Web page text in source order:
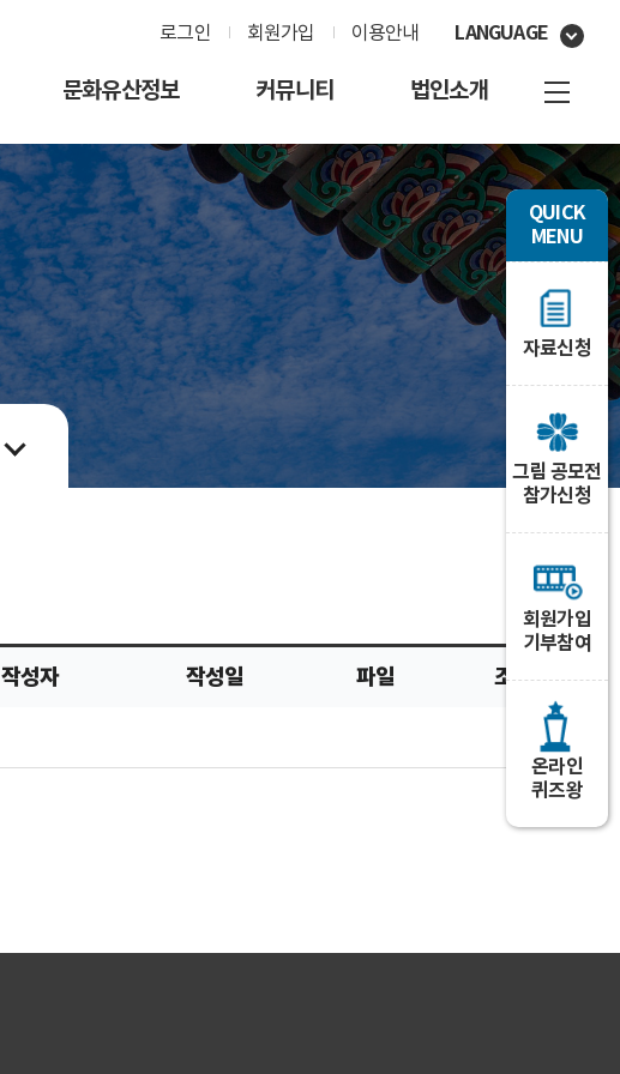
QUICK
MENU
자료신청
그림 공모전
참가신청
회원가입
기부참여
온라인
퀴즈왕
로그인 회원가입 이용안내 LANGUAGE
문화유산정보 커뮤니티 법인소개
0건
작성자 작성일 파일 조회